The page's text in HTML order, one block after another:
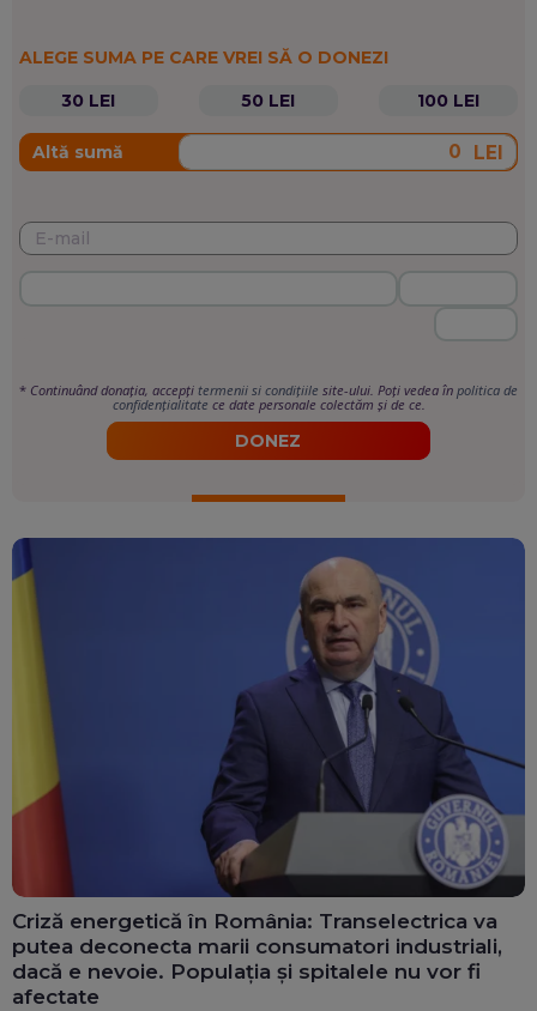
ALEGE SUMA PE CARE VREI SĂ O DONEZI
30 LEI
50 LEI 100 LEI
Altă sumă LEI
* Continuând donația, accepți termenii si condițiile site-ului. Poți vedea în politica de
confidențialitate ce date personale colectăm și de ce.
DONEZ
Criză energetică în România: Transelectrica va
putea deconecta marii consumatori industriali,
dacă e nevoie. Populația și spitalele nu vor fi
afectate